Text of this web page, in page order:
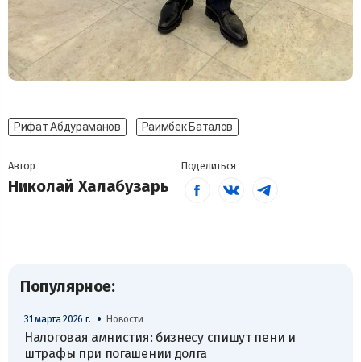
Рифат Абдураманов Раимбек Баталов
Автор
Николай Халабузарь
Поделиться
Популярное:
31 марта 2026 г. • Новости
Налоговая амнистия: бизнесу спишут пени и
штрафы при погашении долга